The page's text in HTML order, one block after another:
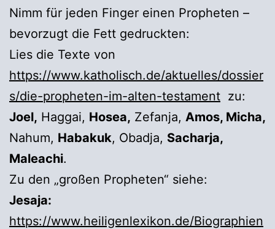
Nimm für jeden Finger einen Propheten –
bevorzugt die Fett gedruckten:
Lies die Texte von
https://www.katholisch.de/aktuelles/dossier
s/die-propheten-im-alten-testament zu:
Joel, Haggai, Hosea, Zefanja, Amos, Micha,
Nahum, Habakuk, Obadja, Sacharja,
Maleachi.
Zu den „großen Propheten“ siehe:
Jesaja:
https://www.heiligenlexikon.de/Biographien